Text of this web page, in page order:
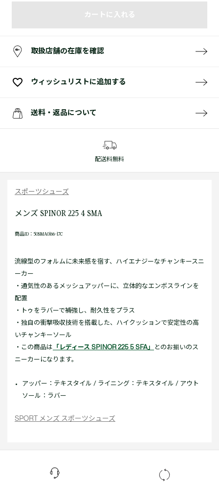
カートに入れる
取扱店舗の在庫を確認
ウィッシュリストに追加する
送料・返品について
配送料無料
スポーツシューズ
メンズ SPINOR 225 4 SMA
商品ID：50SMA0166-17C
流線型のフォルムに未来感を宿す、ハイエナジーなチャンキースニ
ーカー
・通気性のあるメッシュアッパーに、立体的なエンボスラインを
配置
・トゥをラバーで補強し、耐久性をプラス
・独自の衝撃吸収技術を搭載した、ハイクッションで安定性の高
いチャンキーソール
・この商品は 「レディース SPINOR 225 5 SFA」 とのお揃いのス
ニーカーになります。
アッパー：テキスタイル / ライニング：テキスタイル / アウト
ソール：ラバー
SPORT メンズ スポーツシューズ